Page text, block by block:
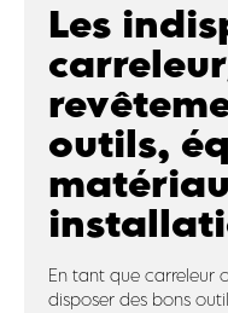
Les
outils,
En tant que carreleur
disposer des bons